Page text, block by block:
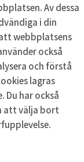
Av dessa
i din
webbplatsens
också
och förstå
lagras
Du har också
att välja bort